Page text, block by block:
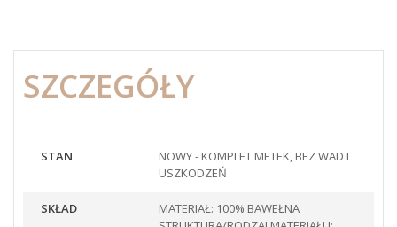
SZCZEGÓŁY
STAN
NOWY - KOMPLET METEK, BEZ WAD I
USZKODZEŃ
SKŁAD
MATERIAŁ: 100% BAWEŁNA